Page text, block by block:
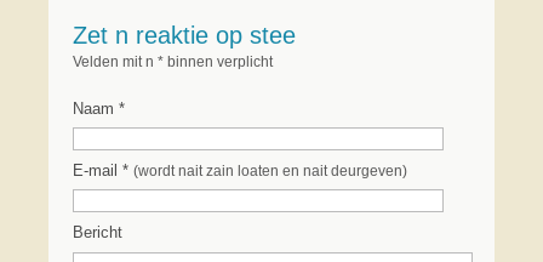
Zet n reaktie op stee
Velden mit n * binnen verplicht
Naam *
E-mail * (wordt nait zain loaten en nait deurgeven)
Bericht